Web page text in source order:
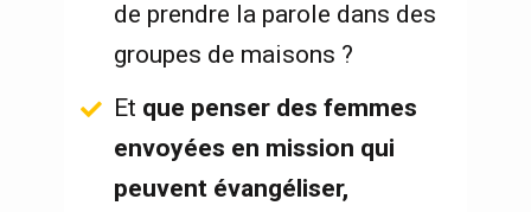
de prendre la parole dans des
groupes de maisons ?
Et que penser des femmes
envoyées en mission qui
peuvent évangéliser,